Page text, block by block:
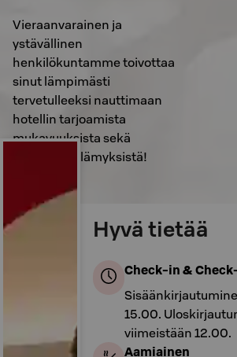
Vieraanvarainen ja
ystävällinen
henkilökuntamme toivottaa
sinut lämpimästi
tervetulleeksi nauttimaan
hotellin tarjoamista
mukavuuksista sekä
Seinäjoen elämyksistä!
Hyvä tietää
Check-in &
15.00.
viimeistään 12.00.
Aamiainen